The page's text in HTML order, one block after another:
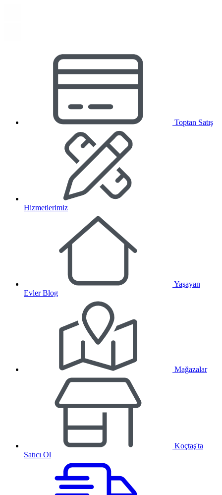
Toptan Satış
Hizmetlerimiz
Yaşayan
Evler Blog
Mağazalar
Koçtaş'ta
Satıcı Ol